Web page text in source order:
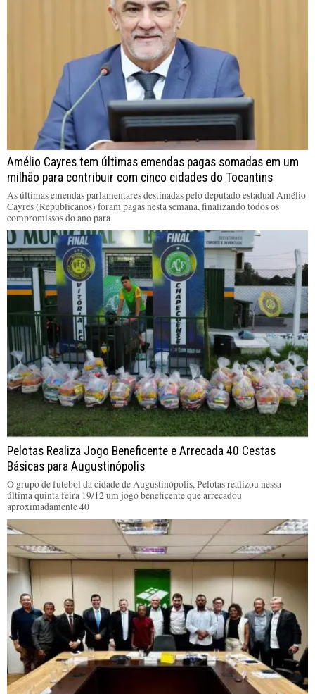
Amélio Cayres tem últimas emendas pagas somadas em um
milhão para contribuir com cinco cidades do Tocantins
As últimas emendas parlamentares destinadas pelo deputado estadual Amélio
Cayres (Republicanos) foram pagas nesta semana, finalizando todos os
compromissos do ano para
Pelotas Realiza Jogo Beneficente e Arrecada 40 Cestas
Básicas para Augustinópolis
O grupo de futebol da cidade de Augustinópolis, Pelotas realizou nessa
última quinta feira 19/12 um jogo beneficente que arrecadou
aproximadamente 40